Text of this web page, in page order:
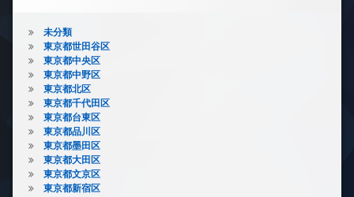
未分類
東京都世田谷区
東京都中央区
東京都中野区
東京都北区
東京都千代田区
東京都台東区
東京都品川区
東京都墨田区
東京都大田区
東京都文京区
東京都新宿区